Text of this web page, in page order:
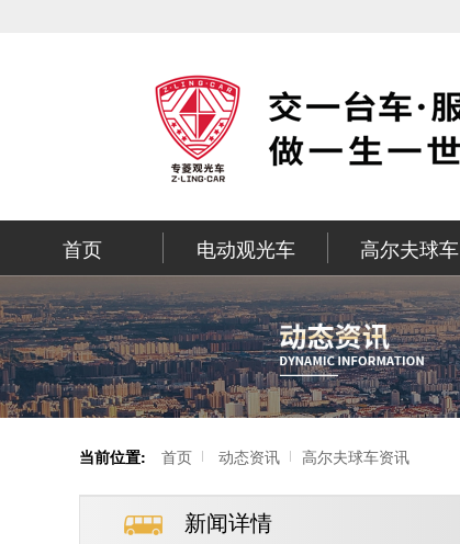
首页 电动观光车 高尔夫球车
当前位置: 首页 动态资讯 高尔夫球车资讯
新闻详情